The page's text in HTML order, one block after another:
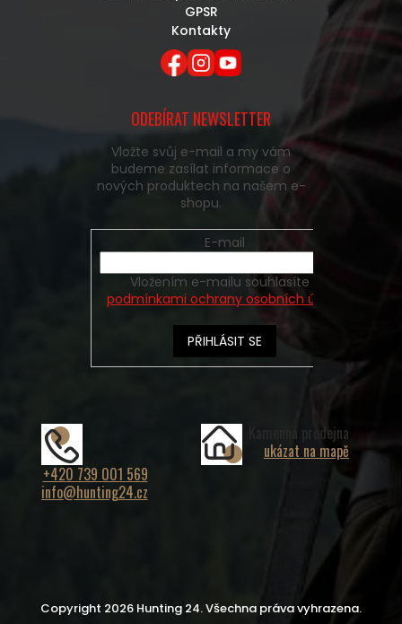
GPSR
Kontakty
ODEBÍRAT NEWSLETTER
Vložte svůj e-mail a my vám
budeme zasílat informace o
nových produktech na našem e-
shopu.
E-mail
podmínkami ochrany osobních údajů
PŘIHLÁSIT SE
+420 739 001 569
info@hunting24.cz
Kamenná prodejna
ukázat na mapě
Copyright 2026 Hunting 24. Všechna práva vyhrazena.